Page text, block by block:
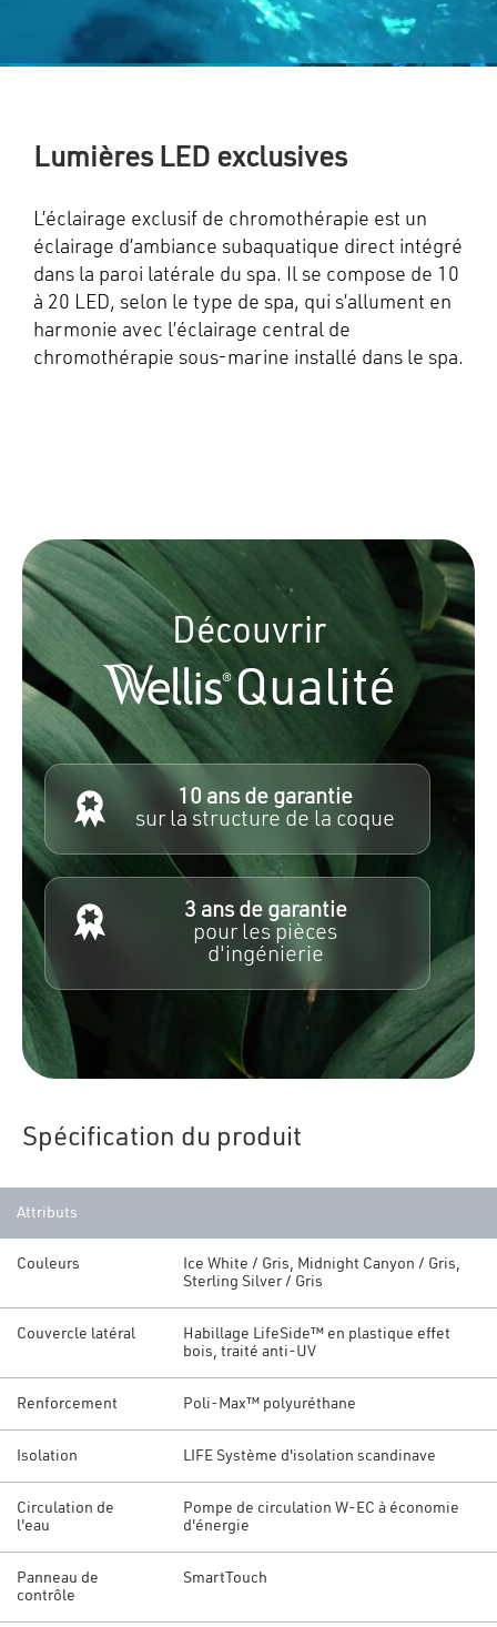
Lumières LED exclusives
L’éclairage exclusif de chromothérapie est un
éclairage d’ambiance subaquatique direct intégré
dans la paroi latérale du spa. Il se compose de 10
à 20 LED, selon le type de spa, qui s’allument en
harmonie avec l’éclairage central de
chromothérapie sous-marine installé dans le spa.
Découvrir
Qualité
10 ans de garantie
sur la structure de la coque
3 ans de garantie
pour les pièces
d'ingénierie
Spécification du produit
Attributs
Couleurs
Ice White / Gris, Midnight Canyon / Gris,
Sterling Silver / Gris
Couvercle latéral
Habillage LifeSide™ en plastique effet
bois, traité anti-UV
Renforcement Poli-Max™ polyuréthane
Isolation LIFE Système d'isolation scandinave
Circulation de
l'eau
Pompe de circulation W-EC à économie
d'énergie
Panneau de
contrôle
SmartTouch